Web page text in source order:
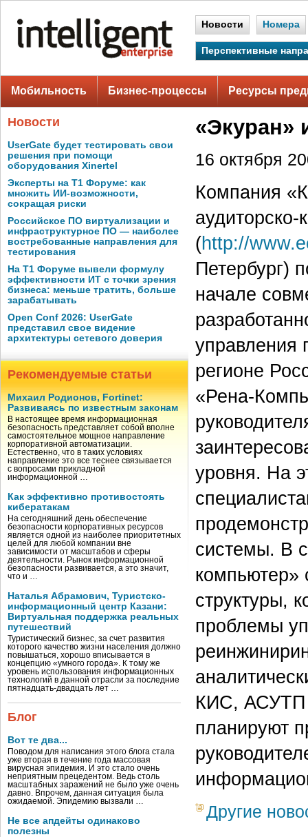
Новости Номера
Перспективные
Мобильность Бизнес-процессы Ресурсы
Новости
UserGate будет тестировать свои
решения при помощи
оборудования Xinertel
Эксперты на Т1 Форуме: как
множить ИИ-возможности,
сокращая риски
Российское ПО виртуализации и
инфраструктурное ПО — наиболее
востребованные направления для
тестирования
На Т1 Форуме вывели формулу
эффективности ИТ с точки зрения
бизнеса: меньше тратить, больше
зарабатывать
Open Conf 2026: UserGate
представил свое видение
архитектуры сетевого доверия
Рекомендуемые статьи
Михаил Родионов, Fortinet:
Развиваясь по известным законам
В настоящее время информационная
безопасность представляет собой вполне
самостоятельное мощное направление
корпоративной автоматизации.
Естественно, что в таких условиях
направление это все теснее связывается
с вопросами прикладной
информационной …
Как эффективно противостоять
кибератакам
На сегодняшний день обеспечение
безопасности корпоративных ресурсов
является одной из наиболее приоритетных
целей для любой компании вне
зависимости от масштабов и сферы
деятельности. Рынок информационной
безопасности развивается, а это значит,
что и …
Наталья Абрамович, Туристско-
информационный центр Казани:
Виртуальная поддержка реальных
путешествий
Туристический бизнес, за счет развития
которого качество жизни населения должно
повышаться, хорошо вписывается в
концепцию «умного города». К тому же
уровень использования информационных
технологий в данной отрасли за последние
пятнадцать-двадцать лет …
Блог
Вот те два...
Поводом для написания этого блога стала
уже вторая в течение года массовая
вирусная эпидемия. И это стало очень
неприятным прецедентом. Ведь столь
масштабных заражений не было уже очень
давно. Впрочем, данная ситуация была
ожидаемой. Эпидемию вызвали …
Не все апдейты одинаково
полезны
«Экуран»
16 октября
Компания
аудиторско-
(http://
Петербург)
начале
управления
регионе
«Рена-
уровня. На
системы. В
компьютер»
структуры,
проблемы
КИС, АСУТП
планируют
Другие